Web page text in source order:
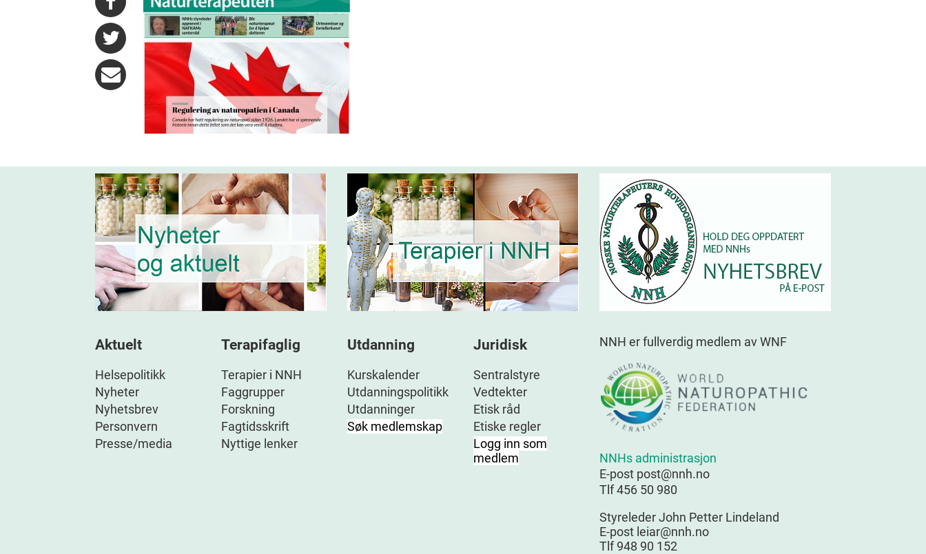
Aktuelt
Helsepolitikk
Nyheter
Nyhetsbrev
Personvern
Presse/media
Terapifaglig
Terapier i NNH
Faggrupper
Forskning
Fagtidsskrift
Nyttige lenker
Utdanning
Kurskalender
Utdanningspolitikk
Utdanninger
Søk medlemskap
Juridisk
Sentralstyre
Vedtekter
Etisk råd
Etiske regler
Logg inn som
medlem
NNH er fullverdig medlem av WNF
NNHs administrasjon
E-post post@nnh.no
Tlf 456 50 980
Styreleder John Petter Lindeland
E-post leiar@nnh.no
Tlf 948 90 152